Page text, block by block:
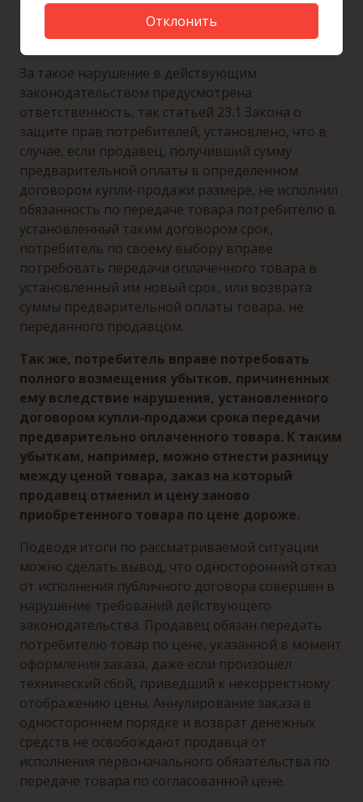
этими обязательствами, и нарушает
заключенный договор.
За такое нарушение в действующим
законодательством предусмотрена
ответственность, так статьей 23.1 Закона о
защите прав потребителей, установлено, что в
случае, если продавец, получивший сумму
предварительной оплаты в определенном
договором купли-продажи размере, не исполнил
обязанность по передаче товара потребителю в
установленный таким договором срок,
потребитель по своему выбору вправе
потребовать передачи оплаченного товара в
установленный им новый срок, или возврата
суммы предварительной оплаты товара, не
переданного продавцом.
Так же, потребитель вправе потребовать
полного возмещения убытков, причиненных
ему вследствие нарушения, установленного
договором купли-продажи срока передачи
предварительно оплаченного товара. К таким
убыткам, например, можно отнести разницу
между ценой товара, заказ на который
продавец отменил и цену заново
приобретенного товара по цене дороже.
Подводя итоги по рассматриваемой ситуации
можно сделать вывод, что односторонний отказ
от исполнения публичного договора совершен в
нарушение требований действующего
законодательства. Продавец обязан передать
потребителю товар по цене, указанной в момент
оформления заказа, даже если произошел
технический сбой, приведший к некорректному
отображению цены. Аннулирование заказа в
одностороннем порядке и возврат денежных
средств не освобождают продавца от
исполнения первоначального обязательства по
передаче товара по согласованной цене.
Отклонить